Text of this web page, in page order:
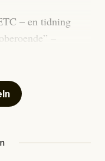
– en tidning
–
en ”röd, grön och
bra